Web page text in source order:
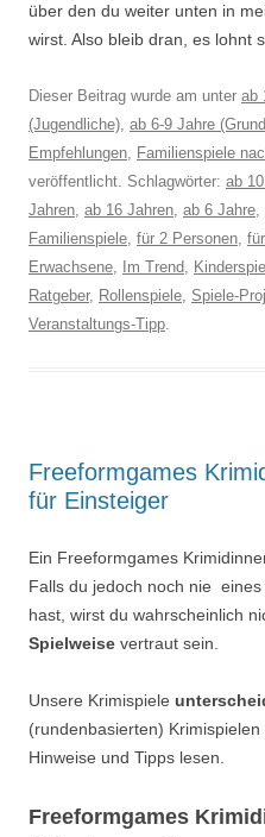
über den du weiter unten in
wirst. Also bleib dran, es lohnt
Dieser Beitrag wurde am unter ab
(Jugendliche), ab 6-9 Jahre
Empfehlungen, Familienspiele
veröffentlicht. Schlagwörter: ab
Jahren, ab 16 Jahren, ab 6 Jahre,
Familienspiele, für 2 Personen,
Erwachsene, Im Trend,
Ratgeber, Rollenspiele, Spiele-
Veranstaltungs-Tipp.
Freeformgames
für Einsteiger
Ein Freeformgames
Falls du jedoch noch nie
hast, wirst du wahrscheinlich
Spielweise vertraut sein.
Unsere Krimispiele
(rundenbasierten)
Hinweise und Tipps lesen.
Freeformgames